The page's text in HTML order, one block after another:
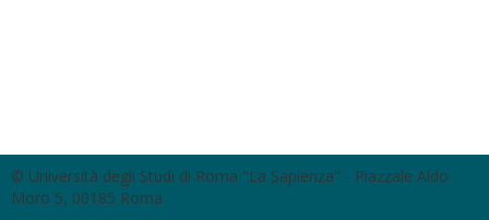
© Università degli Studi di Roma "La Sapienza" - Piazzale Aldo
Moro 5, 00185 Roma